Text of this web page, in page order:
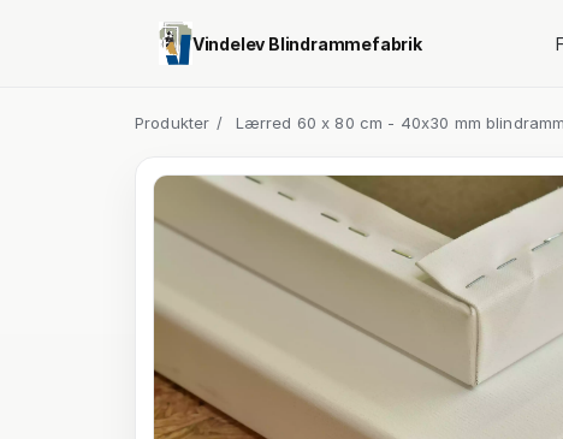
Vindelev Blindrammefabrik
Produkter / Lærred 60 x 80 cm - 40x30 mm